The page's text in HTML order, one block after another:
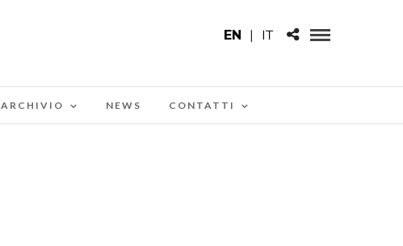
EN | IT
ARCHIVIO NEWS CONTATTI